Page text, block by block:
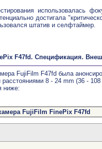
использовалась
достигала
штатив и селфтаймер.
F47fd. Спецификация.
FujiFilm F47fd была
8 - 24 mm (36 -
ниже:
FujiFilm FinePix F47fd